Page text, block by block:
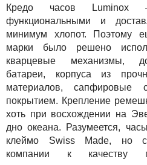
Кредо часов Luminox
функциональными и
минимум хлопот. Поэтому
марки было решено
кварцевые механизмы,
батареи, корпуса из
материалов, сапфировые
покрытием. Крепление
хоть при восхождении на
дно океана. Разумеется,
клеймо Swiss Made, но
компании к качеству